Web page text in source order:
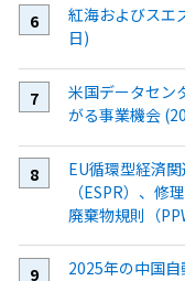
紅海およびスエ
日)
米国データセン
がる事業機会
EU循環型経済
（ESPR）、修
廃棄物規則（
2025年の中国